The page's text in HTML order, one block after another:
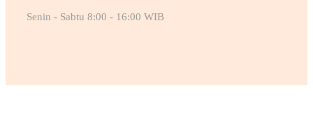
Senin - Sabtu 8:00 - 16:00 WIB